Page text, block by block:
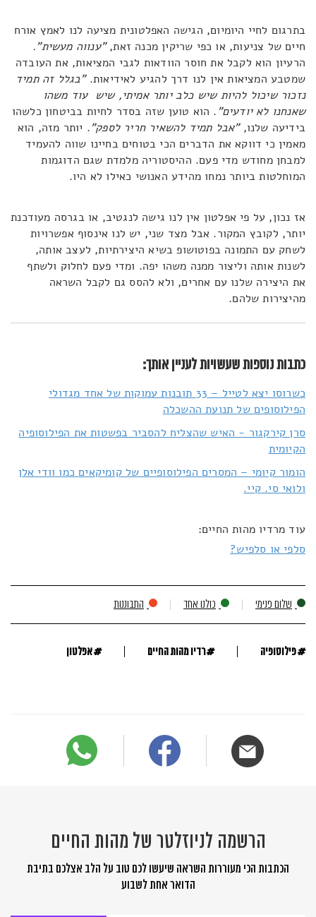
בתרגום לחיי היומיום, הגישה האפלטונית מציעה לנו לאמץ אורח
חיים של צניעות, או כפי שריקין מכנה זאת,"ענווה מעשית".
הרעיון הוא לקבל את חוסר הוודאות לגבי המציאות, את העובדה
שמטבע המציאות אין לנו דרך להגיע לאידיאות."בגלל זה תמיד
נזכור שיכול להיות שיש כלב יותר אמיתי, שיש עוד משהו
שאנחנו לא יודעים". הוא טוען שזה בסדר לחיות בביטחון כלשהו
בידיעה שלנו,"אבל תמיד להשאיר חריר לספק". יותר מזה, הוא
מאמין כי דווקא את הדברים הכי בטוחים בחיינו שווה להעמיד
למבחן מחודש מדי פעם. ההיסטוריה מלמדת שגם הדוגמות
המוחלטות ביותר נמחו מהידע האנושי כאילו לא היו.
אז נכון, על פי אפלטון אין לנו גישה לנגטיב, או בגרסה מעודכנת
יותר, לקובץ המקור. אבל מצד שני, יש לנו אינסוף אפשרויות
לשחק עם התמונה בפוטושופ בשיא היצירתיות, לעצב אותה,
לשנות אותה וליצור ממנה משהו יפה. ומדי פעם לחלוק ולשתף
את היצירה שלנו עם אחרים, ולא להסס גם לקבל השראה
מהיצירות שלהם.
כתבות נוספות שעשויות לעניין אותך:
כשרוסו יצא לטייל – 33 תובנות עמוקות של אחד מגדולי
הפילוסופים של תנועת ההשכלה
סרן קירקגור - האיש שהצליח להסביר בפשטות את הפילוסופיה
הקיומית
הומור קיומי – המסרים הפילוסופיים של קומיקאים כמו וודי אלן
ולואי סי. קיי.
עוד מרדיו מהות החיים:
סלפי או סלפיש?
שלום פנימי כולנו אחד התבוננות
#פילוסופיה #רדיו מהות החיים #אפלטון
הרשמה לניוזלטר של מהות החיים
הכתבות הכי מעוררות השראה שיעשו לכם טוב על הלב אצלכם בתיבת
הדואר אחת לשבוע